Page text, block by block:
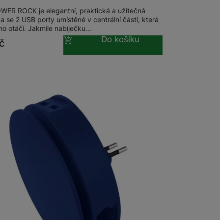
Držáky pro televize
Rámečky pro Frame TV
Audio-video kabely
MicroSDXC
Multimédia
ROCK je elegantní, praktická a užitečná
se 2 USB porty umístěné v centrální části, která
otáčí. Jakmile nabíječku…
Do košíku